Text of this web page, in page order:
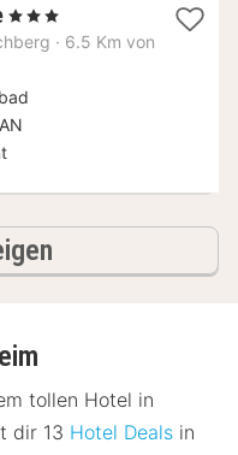
1
Nacht
€
, 3 Sterne
· 6.5 Km von
tollen Hotel in
dir 13 Hotel Deals in